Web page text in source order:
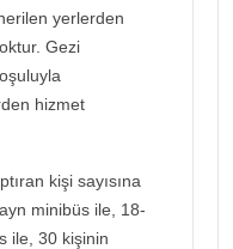
yerlerden
Gezi
hizmet
kişi sayısına
minibüs ile, 18-
ile, 30 kişinin